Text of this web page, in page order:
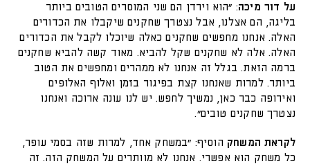
על דור מיכה: "הוא וירדן הם שני המוסרים הטובים ביותר
בליגה, הם אצלנו, אבל נצטרך שחקנים שיקבלו את הכדורים
האלה. אנחנו מחפשים שחקנים כאלה שיוכלו לקבל את הכדורים
האלה. אלה לא שחקנים שקל להביא. מאוד קשה להביא שחקנים
ברמה הזאת. בגלל זה אנחנו לא ממהרים ומחפשים את הטוב
ביותר. למרות שאנחנו קצת בפיגור בזמן ואלוף האלופים
ואירופה כבר כאן, נמשיך לחפש. יש לנו עונה ארוכה ואנחנו
נצטרך שחקנים טובים".
לקראת המשחק הוסיף: "במשחק אחד, למרות שזה בסמי עופר,
כל משחק הוא אפשרי. אנחנו לא מוותרים על המשחק הזה. זה